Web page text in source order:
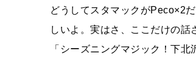
どうしてスタマックがPeco×2
しいよ。実はさ、ここだけの
「シーズニングマジック！下